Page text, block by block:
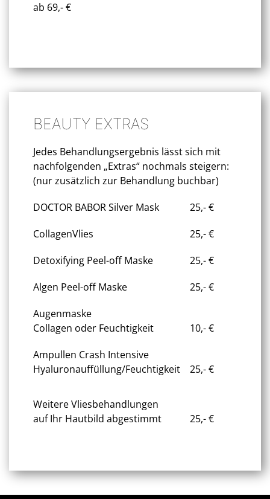
ab 69,- €
BEAUTY EXTRAS
Jedes Behandlungsergebnis lässt sich mit
nachfolgenden „Extras“ nochmals steigern:
(nur zusätzlich zur Behandlung buchbar)
DOCTOR BABOR Silver Mask
25,- €
CollagenVlies
25,- €
Detoxifying Peel-off Maske
25,- €
Algen Peel-off Maske
25,- €
Augenmaske
Collagen oder Feuchtigkeit
10,- €
Ampullen Crash Intensive
Hyaluronauffüllung/Feuchtigkeit
25,- €
Weitere Vliesbehandlungen
auf Ihr Hautbild abgestimmt
25,- €